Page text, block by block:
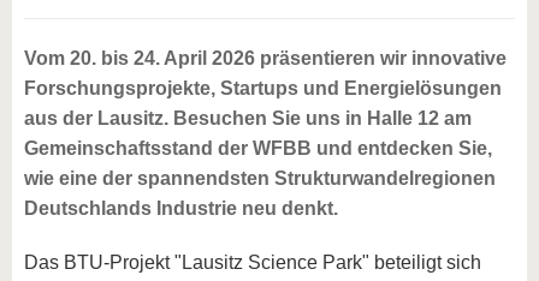
Vom 20. bis 24. April 2026 präsentieren wir innovative
Forschungsprojekte, Startups und Energielösungen
aus der Lausitz. Besuchen Sie uns in Halle 12 am
Gemeinschaftsstand der WFBB und entdecken Sie,
wie eine der spannendsten Strukturwandelregionen
Deutschlands Industrie neu denkt.
Das BTU-Projekt "Lausitz Science Park" beteiligt sich